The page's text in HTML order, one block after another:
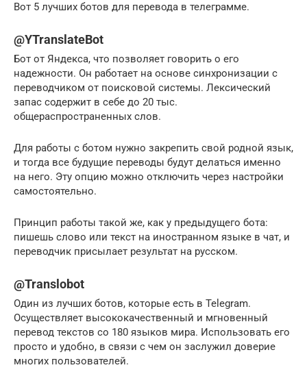
Вот 5 лучших ботов для перевода в телеграмме.
@YTranslateBot
Бот от Яндекса, что позволяет говорить о его
надежности. Он работает на основе синхронизации с
переводчиком от поисковой системы. Лексический
запас содержит в себе до 20 тыс.
общераспространенных слов.
Для работы с ботом нужно закрепить свой родной язык,
и тогда все будущие переводы будут делаться именно
на него. Эту опцию можно отключить через настройки
самостоятельно.
Принцип работы такой же, как у предыдущего бота:
пишешь слово или текст на иностранном языке в чат, и
переводчик присылает результат на русском.
@Translobot
Один из лучших ботов, которые есть в Telegram.
Осуществляет высококачественный и мгновенный
перевод текстов со 180 языков мира. Использовать его
просто и удобно, в связи с чем он заслужил доверие
многих пользователей.